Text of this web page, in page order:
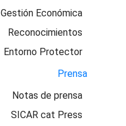
Gestión Económica
Reconocimientos
Entorno Protector
Prensa
Notas de prensa
SICAR cat Press